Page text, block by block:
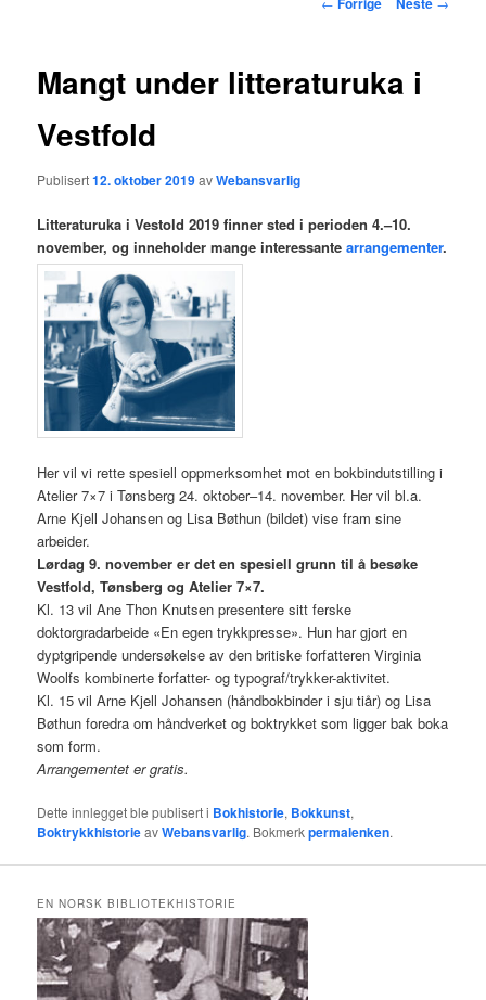
Mangt under litteraturuka i
Vestfold
Publisert12. oktober 2019avWebansvarlig
Litteraturuka i Vestold 2019 finner sted i perioden 4.–10.
november, og inneholder mange interessantearrangementer.
Her vil vi rette spesiell oppmerksomhet mot en bokbindutstilling i
Atelier 7×7 i Tønsberg 24. oktober–14. november. Her vil bl.a.
Arne Kjell Johansen og Lisa Bøthun (bildet) vise fram sine
arbeider.
Lørdag 9. november er det en spesiell grunn til å besøke
Vestfold, Tønsberg og Atelier 7×7.
Kl. 13 vil Ane Thon Knutsen presentere sitt ferske
doktorgradarbeide «En egen trykkpresse». Hun har gjort en
dyptgripende undersøkelse av den britiske forfatteren Virginia
Woolfs kombinerte forfatter- og typograf/trykker-aktivitet.
Kl. 15 vil Arne Kjell Johansen (håndbokbinder i sju tiår) og Lisa
Bøthun foredra om håndverket og boktrykket som ligger bak boka
som form.
Arrangementet er gratis.
Dette innlegget ble publisert i Bokhistorie, Bokkunst,
BoktrykkhistorieavWebansvarlig. Bokmerkpermalenken.
EN NORSK BIBLIOTEKHISTORIE